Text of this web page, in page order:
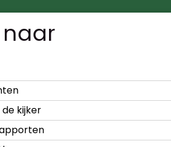
naar
kijker